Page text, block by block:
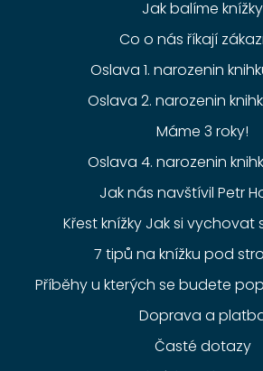
Jak balíme knížky
Co o nás říkají
Oslava 1. narozenin
Oslava 2. narozenin
Máme 3 roky!
Oslava 4. narozenin
Jak nás navštívil Petr
Křest knížky Jak si vychovat
7 tipů na knížku pod
Příběhy u kterých se budete
Doprava a
Časté dotazy